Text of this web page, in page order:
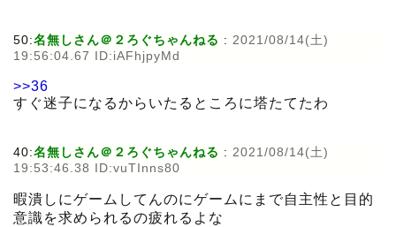
50:名無しさん＠２ろぐちゃんねる : 2021/08/14(土)
19:56:04.67 ID:iAFhjpyMd
>>36
すぐ迷子になるからいたるところに塔たてたわ
40:名無しさん＠２ろぐちゃんねる : 2021/08/14(土)
19:53:46.38 ID:vuTInns80
暇潰しにゲームしてんのにゲームにまで自主性と目的
意識を求められるの疲れるよな